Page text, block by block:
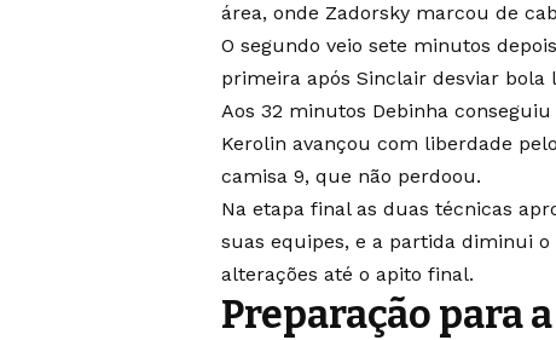
área, onde Zadorsky marcou de
O segundo veio sete minutos
primeira após Sinclair desviar bola
Aos 32 minutos Debinha
Kerolin avançou com liberdade
camisa 9, que não perdoou.
Na etapa final as duas técnicas
suas equipes, e a partida diminui
alterações até o apito final.
Preparação para